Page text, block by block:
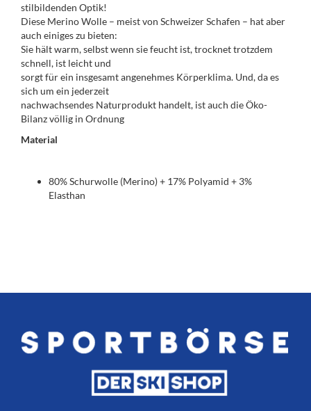
stilbildenden Optik!
Diese Merino Wolle – meist von Schweizer Schafen – hat aber
auch einiges zu bieten:
Sie hält warm, selbst wenn sie feucht ist, trocknet trotzdem
schnell, ist leicht und
sorgt für ein insgesamt angenehmes Körperklima. Und, da es
sich um ein jederzeit
nachwachsendes Naturprodukt handelt, ist auch die Öko-
Bilanz völlig in Ordnung
Material
80% Schurwolle (Merino) + 17% Polyamid + 3%
Elasthan